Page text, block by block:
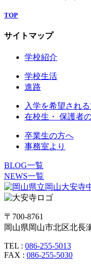
TOP
サイトマップ
学校紹介
学校生活
進路
入学を希望され
在校生・ 保護者
卒業生の方へ
事務室より
BLOG一覧
NEWS一覧
〒700-8761
岡山県岡山市北区北長
TEL : 086-255-5013
FAX : 086-255-5030